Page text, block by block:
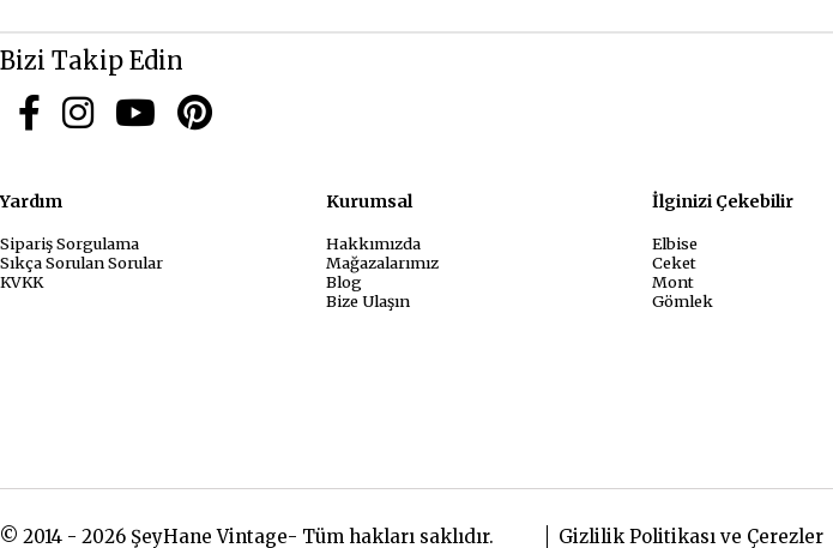
Bizi Takip Edin
Yardım
Sipariş Sorgulama
Sıkça Sorulan Sorular
KVKK
Kurumsal
Hakkımızda
Mağazalarımız
Blog
Bize Ulaşın
İlginizi
Elbise
Ceket
Mont
Gömlek
© 2014 - 2026 ŞeyHane Vintage- Tüm hakları saklıdır. Gizlilik Politikası ve Çerezler